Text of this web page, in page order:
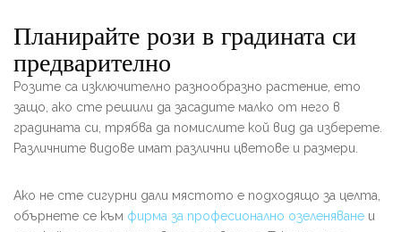
Планирайте рози в градината си
предварително
Розите са изключително разнообразно растение, ето
защо, ако сте решили да засадите малко от него в
градината си, трябва да помислите кой вид да изберете.
Различните видове имат различни цветове и размери.
Ако не сте сигурни дали мястото е подходящо за целта,
обърнете се към фирма за професионално озеленяване и